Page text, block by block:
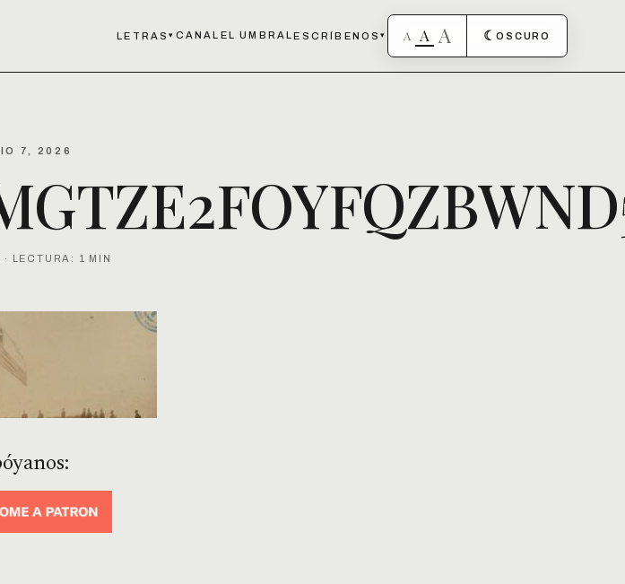
LETRAS▾ CANAL EL UMBRALESCRÍBENOS▾ A A A ☾OSCURO
7, 2026
· LECTURA: 1 MIN